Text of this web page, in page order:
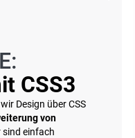
CSS3
Design über CSS
von
sind einfach